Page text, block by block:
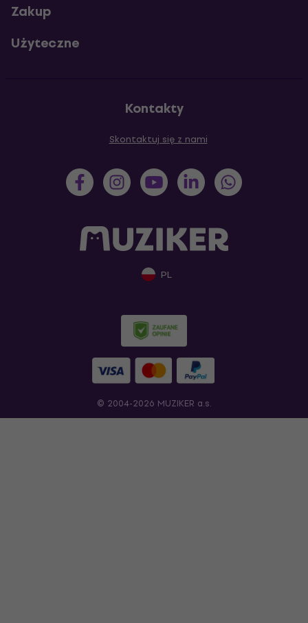
Zakup
Użyteczne
Kontakty
Skontaktuj się z nami
PL
© 2004-2026 MUZIKER a.s.